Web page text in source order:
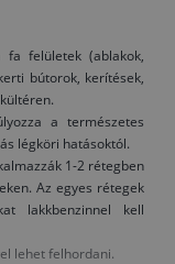
fa felületek (ablakok,
bútorok, kerítések,
a természetes
légköri hatásoktól.
1-2 rétegben
Az egyes rétegek
lakkbenzinnel kell
lehet felhordani.